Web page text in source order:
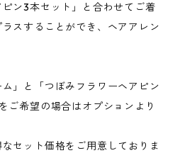
ン3本セット」と合わせてご着
スすることができ、ヘアアレン
ム」と「つぼみフラワーヘアピン
ご希望の場合はオプションより
セット価格をご用意しておりま